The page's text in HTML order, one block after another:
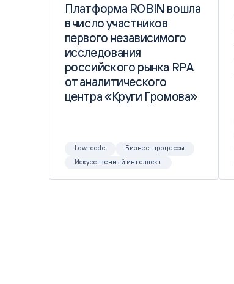
Платформа ROBIN вошла
в число участников
первого независимого
исследования
российского рынка RPA
от аналитического
центра «Круги Громова»
Платформа ROBIN вошла
в число участников
первого независимого
исследования
российского рынка RPA
от аналитического
центра «Круги Громова»
Low-code
Бизнес-процессы
Искусственный интеллект